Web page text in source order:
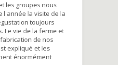
les groupes nous
l'année la visite de la
toujours
Le vie de la ferme et
de nos
expliqué et les
énormément